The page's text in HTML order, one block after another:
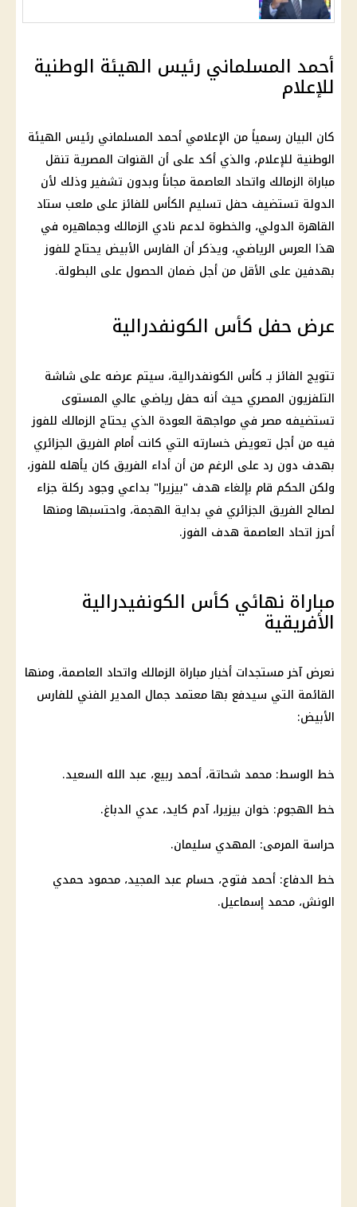
أحمد المسلماني رئيس الهيئة الوطنية
للإعلام
كان البيان رسمياً من الإعلامي أحمد المسلماني رئيس الهيئة
الوطنية للإعلام، والذي أكد على أن القنوات المصرية تنقل
مباراة الزمالك واتحاد العاصمة مجاناً وبدون تشفير وذلك لأن
الدولة تستضيف حفل تسليم الكأس للفائز على ملعب ستاد
القاهرة الدولي، والخطوة لدعم نادي الزمالك وجماهيره في
هذا العرس الرياضي، ويذكر أن الفارس الأبيض يحتاج للفوز
بهدفين على الأقل من أجل ضمان الحصول على البطولة.
عرض حفل كأس الكونفدرالية
تتويج الفائز بـ كأس الكونفدرالية، سيتم عرضه على شاشة
التلفزيون المصري حيث أنه حفل رياضي عالي المستوى
تستضيفه مصر في مواجهة العودة الذي يحتاج الزمالك للفوز
فيه من أجل تعويض خسارته التي كانت أمام الفريق الجزائري
بهدف دون رد على الرغم من أن أداء الفريق كان يأهله للفوز،
ولكن الحكم قام بإلغاء هدف "بيزيرا" بداعي وجود ركلة جزاء
لصالح الفريق الجزائري في بداية الهجمة، واحتسبها ومنها
أحرز اتحاد العاصمة هدف الفوز.
مباراة نهائي كأس الكونفيدرالية
الأفريقية
نعرض آخر مستجدات أخبارمباراة الزمالك واتحاد العاصمة، ومنها
القائمة التي سيدفع بها معتمد جمال المدير الفني للفارس
الأبيض:
خط الوسط: محمد شحاتة، أحمد ربيع، عبد الله السعيد.
خط الهجوم: خوان بيزيرا، آدم كايد، عدي الدباغ.
حراسة المرمى: المهدي سليمان.
خط الدفاع: أحمد فتوح، حسام عبد المجيد، محمود حمدي
الونش، محمد إسماعيل.